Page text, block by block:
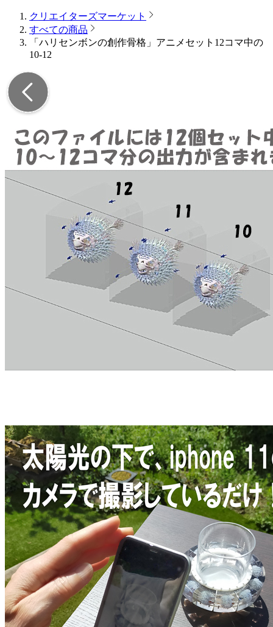
クリエイターズマーケット
すべての商品
「ハリセンボンの創作骨格」アニメセット12コマ中の
10-12